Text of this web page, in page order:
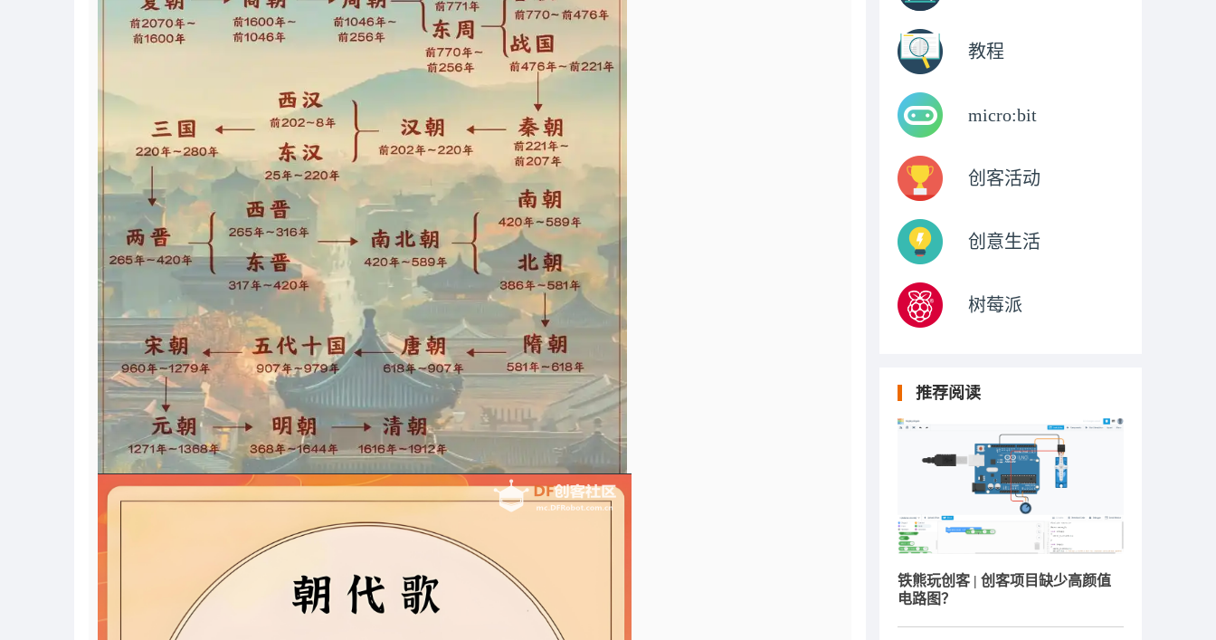
教程
micro:bit
创客活动
创意生活
树莓派
推荐阅读
铁熊玩创客 | 创客项目缺少高颜值
电路图？